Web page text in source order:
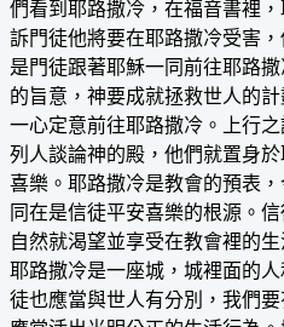
們看到耶路撒冷，在福音書裡
訴門徒他將要在耶路撒冷受害
是門徒跟著耶穌一同前往耶路
的旨意，神要成就拯救世人的
一心定意前往耶路撒冷。上行
列人談論神的殿，他們就置身
喜樂。耶路撒冷是教會的預表
同在是信徒平安喜樂的根源。
自然就渴望並享受在教會裡的
耶路撒冷是一座城，城裡面的
徒也應當與世人有分別，我們